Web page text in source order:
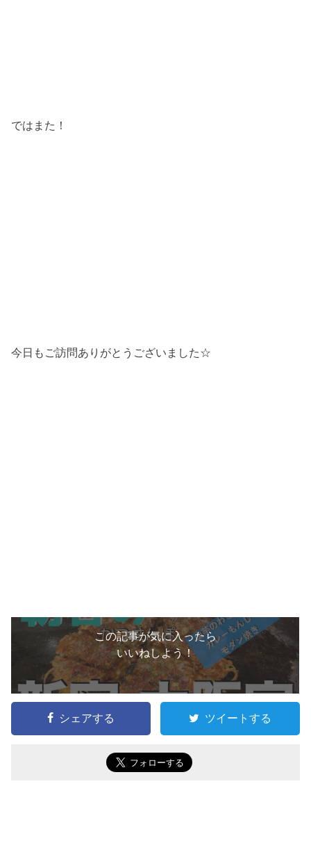
ではまた！
今日もご訪問ありがとうございました☆
この記事が気に入ったら
いいねしよう！
シェアする ツイートする